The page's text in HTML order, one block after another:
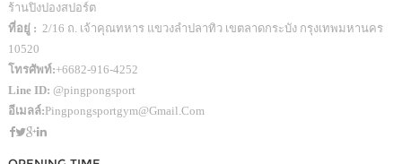
ร้านปิงปองสปอร์ต
ที่อยู่ : 2/16 ถ. เจ้าคุณทหาร แขวงลำปลาทิว เขตลาดกระบัง กรุงเทพมหานคร
10520
โทรศัพท์:+6682-916-4252
Line ID: @pingpongsport
อีเมลล์:Pingpongsportgym@gmail.com